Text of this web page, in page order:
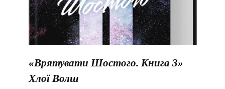
«Врятувати Шостого. Книга 3»
Хлої Волш